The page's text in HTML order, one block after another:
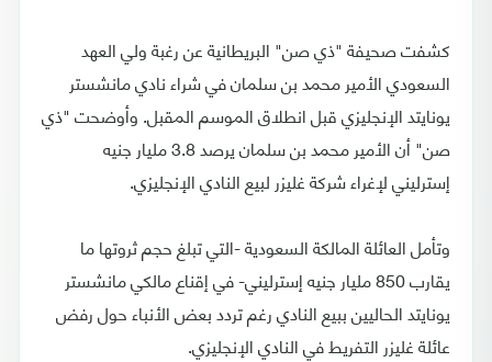
كشفت صحيفة "ذي صن" البريطانية عن رغبة ولي العهد
السعودي الأمير محمد بن سلمان في شراء نادي مانشستر
يونايتد الإنجليزي قبل انطلاق الموسم المقبل. وأوضحت "ذي
صن" أن الأمير محمد بن سلمان يرصد 3.8 مليار جنيه
إسترليني لإغراء شركة غليزر لبيع النادي الإنجليزي.
وتأمل العائلة المالكة السعودية -التي تبلغ حجم ثروتها ما
يقارب 850 مليار جنيه إسترليني- في إقناع مالكي مانشستر
يونايتد الحاليين ببيع النادي رغم تردد بعض الأنباء حول رفض
عائلة غليزر التفريط في النادي الإنجليزي.